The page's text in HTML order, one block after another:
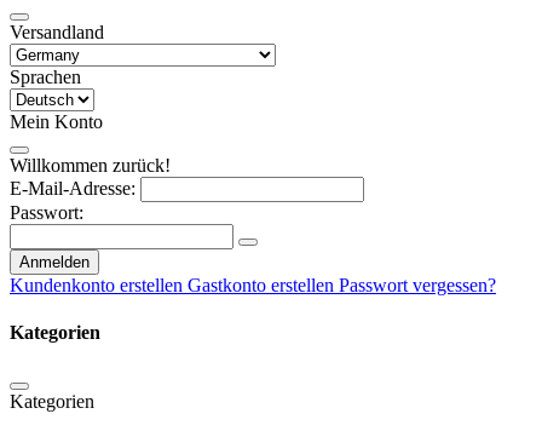
Versandland
Sprachen
Mein Konto
Willkommen zurück!
E-Mail-Adresse:
Passwort:
Anmelden
Kundenkonto erstellen Gastkonto erstellen Passwort vergessen?
Kategorien
Kategorien